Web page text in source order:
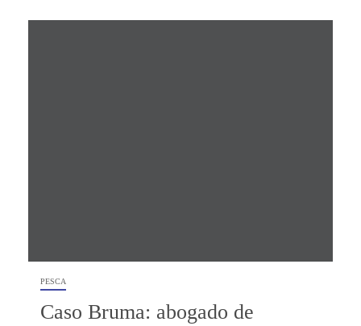
PESCA
Caso Bruma: abogado de